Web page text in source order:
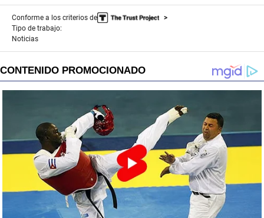
Conforme a los criterios de
Tipo de trabajo:
Noticias